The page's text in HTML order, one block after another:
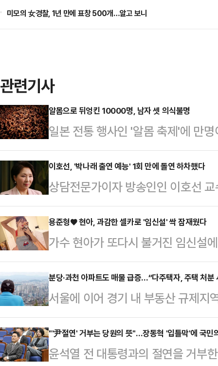
미모의 女경찰, 1년 만에 표창 500개…알고 보니
관련기사
알몸으로 뒤엉킨 10000명, 남자 셋 의식불명
일본 전통 행사인 '알몸 축제'에 만
에 빠지는 사고가 발생했다.23일
시쯤 오카야마시 히가시구 사이다
제에서 남성 참가자 6명이 부상을
40~50대 남성 3명은 의식 불명 상
(하다카 마쓰리)'로 알려진 이 행사
것으로, 국가 주요무형문화재로 지
성 속옷인 훈도…
이호선, '박나래 출연 예능' 1회 만에 돌연 하차했다
상담전문가이자 방송인인 이호선
램 '운명전쟁49'에서 1회 출연 후
선은 17일 자신의 인스타그램에 '
진과 함께 "누가 뭐래도 저는 평생
는 짧지만 꽤 오래 상담을 했다"면
와 함께하는 모든 내담자를 위해 기
사이버대학교 기독교상담복지학
려 캠프'와 t…
용준형♥ 현아, 과감한 셀카로 '임신설' 싹 잠재웠다
가수 현아가 또다시 불거진 임신설
응했다.현아는 21일 자신의 소셜
장의 사진을 게재했다. 공개된 사
채 거울 셀카를 찍고 있다. 상의를
을 끌며, 여전한 슬림한 몸매를 강
핑몰 데이트를 즐기는 모습이 포착
임신설이 제기됐다.하지만 소속사
분당·과천 아파트도 매물 급증…“다주택자, 주택 처분
서울에 이어 경기 내 부동산 규제지
있다. 오는 5월 9일 양도소득세 중
둘러 매도에 나선 것으로 파악된다
규제지역을 중심으로 최근 한 달 사
"'尹절연' 거부는 당원의 뜻"…장동혁 '입틀막'에 국민
윤석열 전 대통령과의 절연을 거부